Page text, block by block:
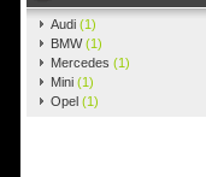
Audi (1)
BMW(1)
Mercedes (1)
Mini (1)
Opel (1)